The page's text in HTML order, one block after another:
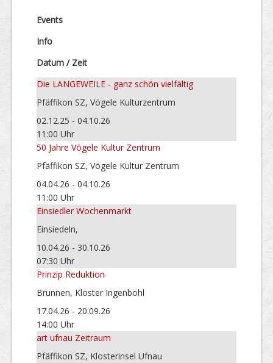
Events
Info
Datum / Zeit
Die LANGEWEILE - ganz schön vielfältig
Pfäffikon SZ, Vögele Kulturzentrum
02.12.25 - 04.10.26
11:00 Uhr
50 Jahre Vögele Kultur Zentrum
Pfäffikon SZ, Vögele Kultur Zentrum
04.04.26 - 04.10.26
11:00 Uhr
Einsiedler Wochenmarkt
Einsiedeln,
10.04.26 - 30.10.26
07:30 Uhr
Prinzip Reduktion
Brunnen, Kloster Ingenbohl
17.04.26 - 20.09.26
14:00 Uhr
art ufnau Zeitraum
Pfäffikon SZ, Klosterinsel Ufnau